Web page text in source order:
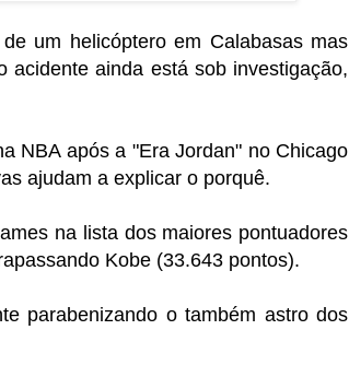
um helicóptero em Calabasas mas
acidente ainda está sob investigação,
NBA após a "Era Jordan" no Chicago
ajudam a explicar o porquê.
na lista dos maiores pontuadores
Kobe (33.643 pontos).
parabenizando o também astro dos